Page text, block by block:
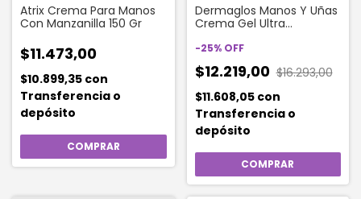
Atrix Crema Para Manos
Con Manzanilla 150 Gr
$11.473,00
$10.899,35 con
Transferencia o
depósito
Dermaglos Manos Y Uñas
Crema Gel Ultra
-25% OFF
$12.219,00 $16.293,00
$11.608,05 con
Transferencia o
depósito